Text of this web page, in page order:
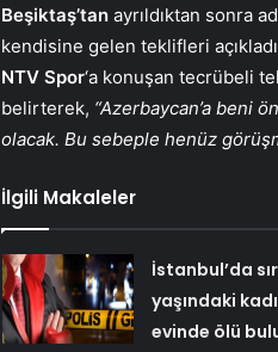
Beşiktaş’tan ayrıldıktan sonra
kendisine gelen teklifleri
NTV Spor‘a konuşan tecrübeli
belirterek, “Azerbaycan’a beni
olacak. Bu sebeple henüz
İlgili Makaleler
İstanbul’da
yaşındaki
evinde ölü